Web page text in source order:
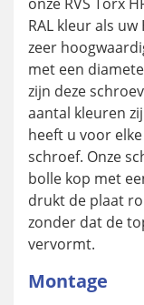
RAL kleur als
zeer
met een
zijn deze
aantal kleuren
heeft u voor
schroef. Onze
bolle kop met
drukt de plaat
zonder dat de
vervormt.
Montage